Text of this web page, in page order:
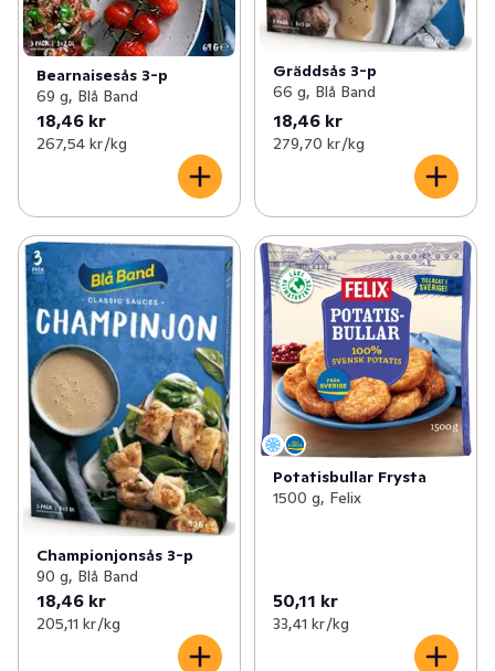
Bearnaisesås 3-p
69 g, Blå Band
18,46 kr
267,54 kr /kg
Gräddsås 3-p
66 g, Blå Band
18,46 kr
279,70 kr /kg
Championjonsås 3-p
90 g, Blå Band
18,46 kr
205,11 kr /kg
Potatisbullar Frysta
1500 g, Felix
50,11 kr
33,41 kr /kg